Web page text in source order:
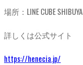
場所：LINE CUBE SHIBUYA
詳しくは公式サイト
https://henecia.jp/